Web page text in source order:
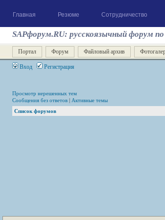
Главная Резюме Сотрудничество
SAPфорум.RU: русскоязычный форум
Портал Форум Файловый архив
Вход Регистрация
Просмотр нерешенных тем
Сообщения без ответов | Активные темы
Список форумов